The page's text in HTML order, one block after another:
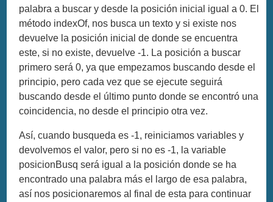
palabra a buscar y desde la posición inicial igual a 0. El
método indexOf, nos busca un texto y si existe nos
devuelve la posición inicial de donde se encuentra
este, si no existe, devuelve -1. La posición a buscar
primero será 0, ya que empezamos buscando desde el
principio, pero cada vez que se ejecute seguirá
buscando desde el último punto donde se encontró una
coincidencia, no desde el principio otra vez.
Así, cuando busqueda es -1, reiniciamos variables y
devolvemos el valor, pero si no es -1, la variable
posicionBusq será igual a la posición donde se ha
encontrado una palabra más el largo de esa palabra,
así nos posicionaremos al final de esta para continuar